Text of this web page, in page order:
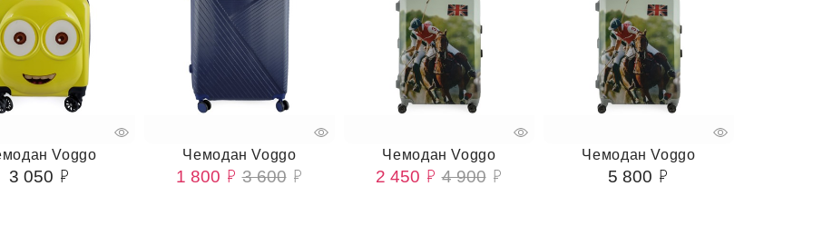
Voggo
3 050
Чемодан Voggo
1 800 3 600
Чемодан Voggo
2 450 4 900
Чемодан Voggo
5 800